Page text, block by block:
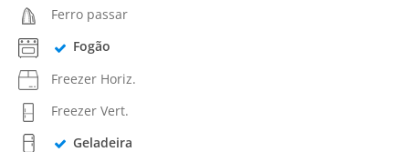
Ferro passar
Fogão
Freezer Horiz.
Freezer Vert.
Geladeira